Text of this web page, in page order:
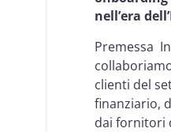
nell’era
Premessa
clienti del
finanziario,
dai fornitori